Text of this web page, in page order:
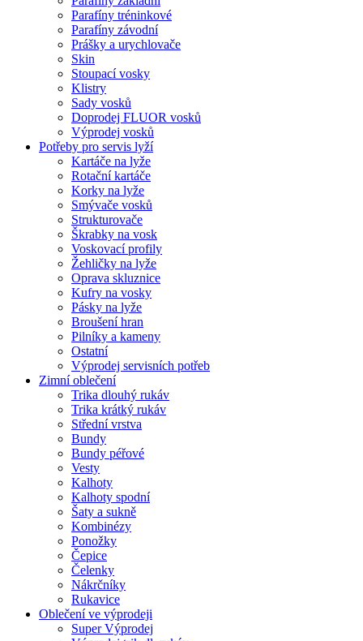
Parafíny tréninkové
Parafíny závodní
Prášky a urychlovače
Skin
Stoupací vosky
Klistry
Sady vosků
Doprodej FLUOR vosků
Výprodej vosků
Potřeby pro servis lyží
Kartáče na lyže
Rotační kartáče
Korky na lyže
Smývače vosků
Strukturovače
Škrabky na vosk
Voskovací profily
Žehličky na lyže
Oprava skluznice
Kufry na vosky
Pásky na lyže
Broušení hran
Pilníky a kameny
Ostatní
Výprodej servisních potřeb
Zimní oblečení
Trika dlouhý rukáv
Trika krátký rukáv
Střední vrstva
Bundy
Bundy péřové
Vesty
Kalhoty
Kalhoty spodní
Šaty a sukně
Kombinézy
Ponožky
Čepice
Čelenky
Nákrčníky
Rukavice
Oblečení ve výprodeji
Super Výprodej